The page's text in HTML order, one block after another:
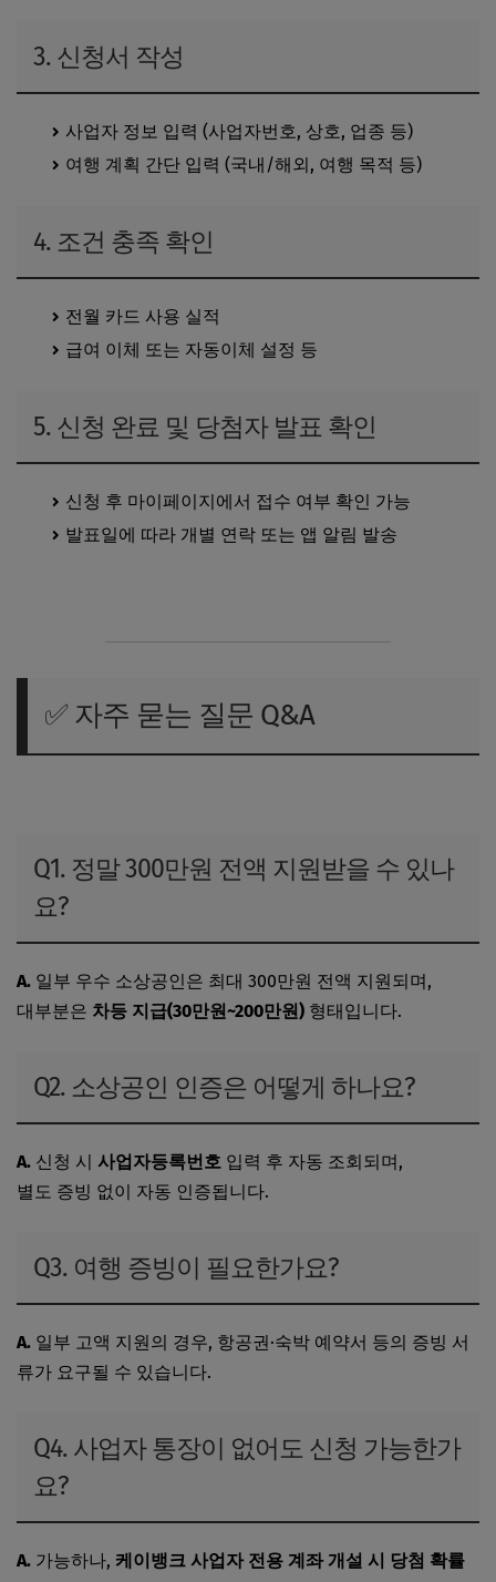
3. 신청서 작성
사업자 정보 입력 (사업자번호, 상호, 업종 등)
여행 계획 간단 입력 (국내/해외, 여행 목적 등)
4. 조건 충족 확인
전월 카드 사용 실적
급여 이체 또는 자동이체 설정 등
5. 신청 완료 및 당첨자 발표 확인
신청 후 마이페이지에서 접수 여부 확인 가능
발표일에 따라 개별 연락 또는 앱 알림 발송
✅ 자주 묻는 질문 Q&A
Q1. 정말 300만원 전액 지원받을 수 있나
요?
A. 일부 우수 소상공인은 최대 300만원 전액 지원되며,
대부분은 차등 지급(30만원~200만원) 형태입니다.
Q2. 소상공인 인증은 어떻게 하나요?
A. 신청 시 사업자등록번호 입력 후 자동 조회되며,
별도 증빙 없이 자동 인증됩니다.
Q3. 여행 증빙이 필요한가요?
A. 일부 고액 지원의 경우, 항공권·숙박 예약서 등의 증빙 서
류가 요구될 수 있습니다.
Q4. 사업자 통장이 없어도 신청 가능한가
요?
A. 가능하나, 케이뱅크 사업자 전용 계좌 개설 시 당첨 확률